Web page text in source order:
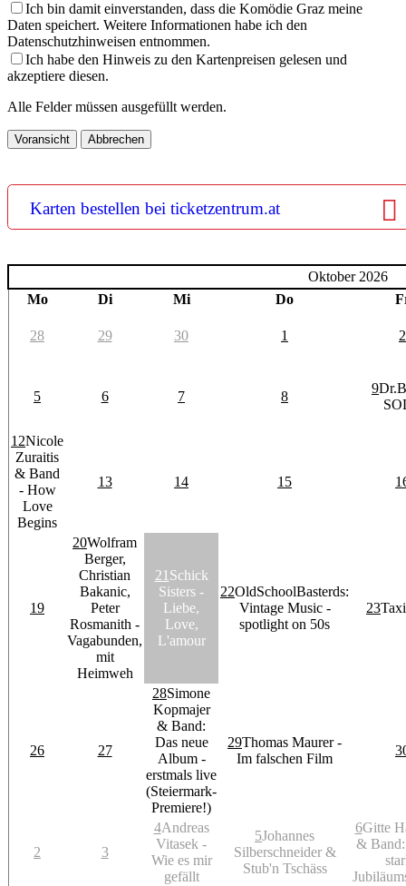
Ich bin damit einverstanden, dass die Komödie Graz meine
Daten speichert. Weitere Informationen habe ich den
Datenschutzhinweisen entnommen.
Ich habe den Hinweis zu den Kartenpreisen gelesen und
akzeptiere diesen.
Alle Felder müssen ausgefüllt werden.
Karten bestellen bei ticketzentrum.at
Oktober 2026
Mo
Di Mi Do
28 29 30 1 2
5 6 7 8
9
12Nicole
Zuraitis
& Band
- How
Love
Begins
13 14 15
19
20Wolfram
Berger,
Christian
Bakanic,
Peter
Rosmanith -
Vagabunden,
mit
Heimweh
21 Schick
Sisters -
Liebe,
Love,
L'amour
22OldSchoolBasterds:
Vintage Music -
spotlight on 50s
23
26 27
28Simone
Kopmajer
& Band:
Das neue
Album -
erstmals live
(Steiermark-
Premiere!)
29Thomas Maurer -
Im falschen Film
2 3
4Andreas
Vitasek -
Wie es mir
gefällt
5Johannes
Silberschneider &
Stub'n Tschäss
6Gitte
&